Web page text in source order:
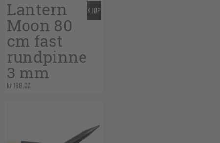
Lantern
Moon 80
cm fast
rundpinne
3 mm
kr188,00
KJØP